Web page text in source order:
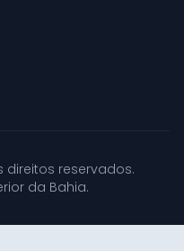
direitos reservados.
da Bahia.